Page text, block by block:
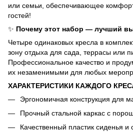
или семьи, обеспечивающее
гостей!
✨ Почему этот набор — лучший
Четыре одинаковых кресла в
зону отдыха для сада, террасы или
Профессиональное качество и
их незаменимыми для любых
ХАРАКТЕРИСТИКИ КАЖДОГО
Эргономичная конструкция для
Прочный стальной каркас с
Качественный пластик сиденья и